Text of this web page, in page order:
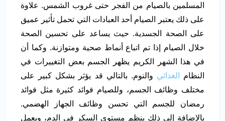
المسلمين بالصيام من الفجر حتى غروب الشمس. علاوة
على ذلك يعتبر الصيام أحد العبادات التي تحمل تأثير عميق
على الصحة الجسدية. حيث يساعد على تحسين الصحة
خلال الصيام إذا تم اتباع أنماط صحية ومتوازنة. وكما أن
في هذا الشهر الكريم يظهر الجسم بعض التغييرات في
النظام
الغذائي والنوم. بالتالي قد يؤثر بشكل كبير على
مختلف وظائف الجسم، وللصيام فوائد كثيرة مثل فوائد
رمضان للجسم التي تحسن وظائف الجهاز الهضمي.
بالإضافة إلى ذلك ينظم مستوى السكر في الدم، ويعمل